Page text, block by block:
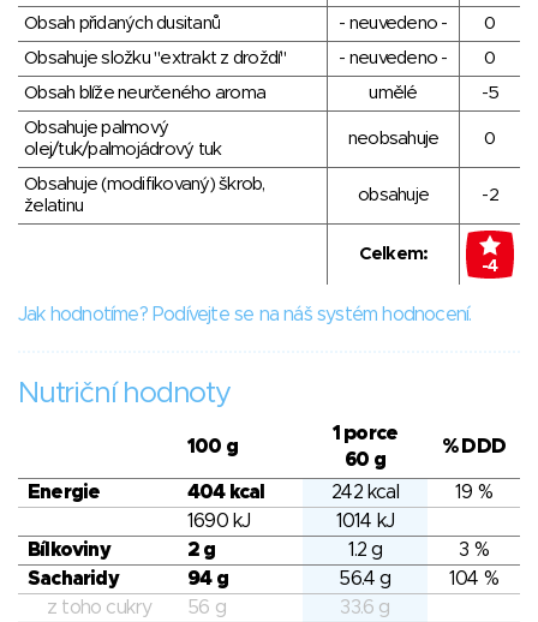
Obsah přidaných dusitanů
- neuvedeno -
0
Obsahuje složku "extrakt z droždí"
- neuvedeno -
0
Obsah blíže neurčeného aroma
umělé
-5
Obsahuje palmový
olej/tuk/palmojádrový tuk
neobsahuje 0
Obsahuje (modifikovaný) škrob,
želatinu
obsahuje -2
Celkem:
-4
Jak hodnotíme? Podívejte se na náš systém hodnocení.
Nutriční hodnoty
100 g
1 porce
60 g
% DDD
Energie 404 kcal 242 kcal
19 %
1690 kJ
1014 kJ
Bílkoviny
2 g 1.2 g
3 %
Sacharidy
94 g 56.4 g
104 %
z toho cukry
56 g
33.6 g